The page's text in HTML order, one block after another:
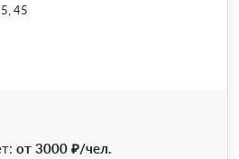
45
от 3000 ₽/чел.